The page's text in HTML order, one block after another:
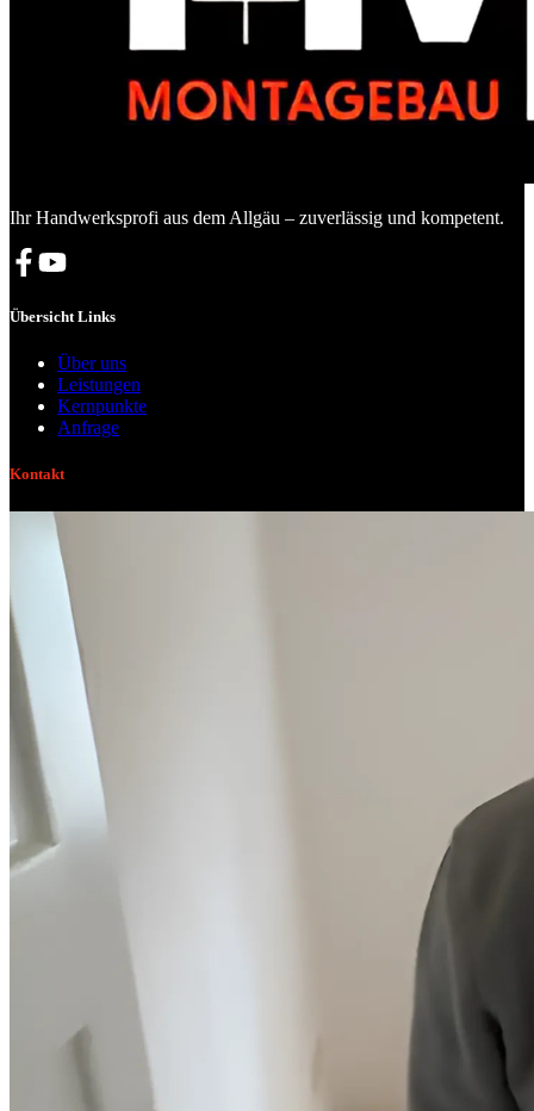
Ihr Handwerksprofi aus dem Allgäu – zuverlässig und kompetent.
Übersicht Links
Über uns
Leistungen
Kernpunkte
Anfrage
Kontakt